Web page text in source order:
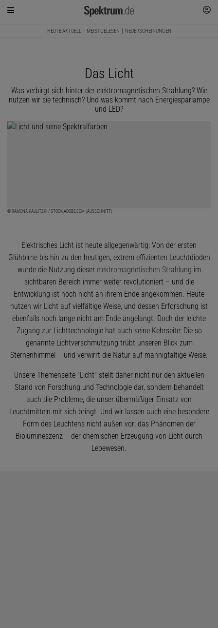
HEUTE AKTUELL MEISTGELESEN NEUERSCHEINUNGEN
Das Licht
Was verbirgt sich hinter der elektromagnetischen Strahlung? Wie
nutzen wir sie technisch? Und was kommt nach Energiesparlampe
und LED?
© RAMONA KAULITZKI / STOCK.ADOBE.COM (AUSSCHNITT)
Elektrisches Licht ist heute allgegenwärtig: Von der ersten
Glühbirne bis hin zu den heutigen, extrem effizienten Leuchtdioden
wurde die Nutzung dieser elektromagnetischen Strahlung im
sichtbaren Bereich immer weiter revolutioniert – und die
Entwicklung ist noch nicht an ihrem Ende angekommen. Heute
nutzen wir Licht auf vielfältige Weise, und dessen Erforschung ist
ebenfalls noch lange nicht am Ende angelangt. Doch der leichte
Zugang zur Lichttechnologie hat auch seine Kehrseite: Die so
genannte Lichtverschmutzung trübt unseren Blick zum
Sternenhimmel – und verwirrt die Natur auf mannigfaltige Weise.
Unsere Themenseite "Licht" stellt daher nicht nur den aktuellen
Stand von Forschung und Technologie dar, sondern behandelt
auch die Probleme, die unser übermäßiger Einsatz von
Leuchtmitteln mit sich bringt. Und wir lassen auch eine besondere
Form des Leuchtens nicht außen vor: das Phänomen der
Biolumineszenz – der chemischen Erzeugung von Licht durch
Lebewesen.